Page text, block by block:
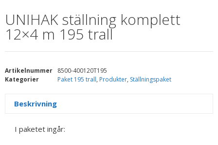
UNIHAK ställning komplett
12×4 m 195 trall
Artikelnummer
8500-400120T195
Kategorier
Paket 195 trall, Produkter, Ställningspaket
Beskrivning
I paketet ingår: